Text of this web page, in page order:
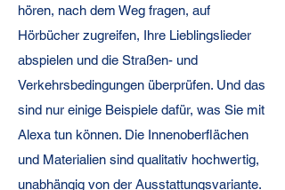
hören, nach dem Weg fragen, auf
Hörbücher zugreifen, Ihre Lieblingslieder
abspielen und die Straßen- und
Verkehrsbedingungen überprüfen. Und das
sind nur einige Beispiele dafür, was Sie mit
Alexa tun können. Die Innenoberflächen
und Materialien sind qualitativ hochwertig,
unabhängig von der Ausstattungsvariante.